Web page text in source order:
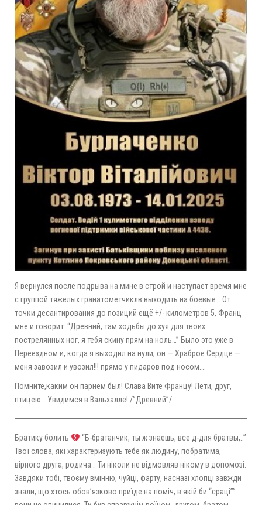
Я вернулся после подрыва на мине в строй и наступает время мне
с группой тяжёлых гранатометчиклв выходить на боевые… От
точки десантирования до позиций ещё +/- километров 5, Франц
мне и говорит: “Древний, там ходьбы до хуя для твоих
пострелянных ног, я тебя скину прям на ноль…” Было это уже в
Переездном и, когда я выходил на нули, он — Храброе Сердце —
меня завозил и увозил!!! прямо у пидаров под носом….
Помните,каким он парнем был! Слава Вите Францу! Лети, друг,
птицею… Увидимся в Вальхалле! /”Древний”/
Братику болить
“Б-братанчик, ты ж знаешь, все д-для братвы,..”
Твої слова, які характеризують тебе як людину, побратима,
вірного друга, родича… Ти ніколи не відмовляв нікому в допомозі.
Завдяки тобі, твоєму вмінню, чуйці, фарту, насназі хлопці завжди
знали, що хтось обовʼязково приїде на поміч, в якій би “сраці””